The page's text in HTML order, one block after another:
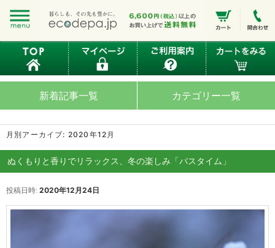
新着記事一覧 カテゴリー一覧
月別アーカイブ: 2020年12月
ぬくもりと香りでリラックス、冬の楽しみ「バスタイム」
投稿日時: 2020年12月24日